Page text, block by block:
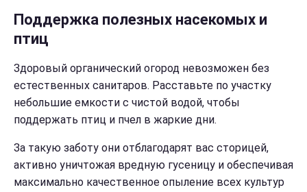
Поддержка полезных насекомых и
птиц
Здоровый органический огород невозможен без
естественных санитаров. Расставьте по участку
небольшие емкости с чистой водой, чтобы
поддержать птиц и пчел в жаркие дни.
За такую заботу они отблагодарят вас сторицей,
активно уничтожая вредную гусеницу и обеспечивая
максимально качественное опыление всех культур